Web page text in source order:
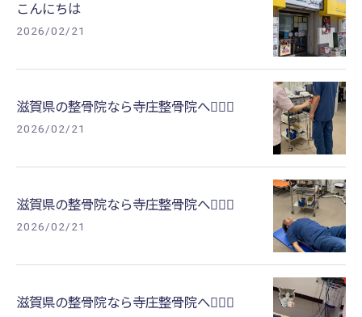
こんにちは
2026/02/21
滋賀県の整骨院なら寺庄整骨院へ💁🏻‍♂️
2026/02/21
滋賀県の整骨院なら寺庄整骨院へ💁🏻‍♂️
2026/02/21
滋賀県の整骨院なら寺庄整骨院へ💁🏻‍♂️